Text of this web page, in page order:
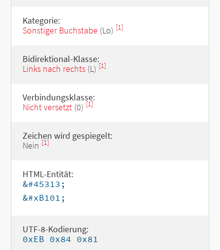
Kategorie:
Sonstiger Buchstabe (Lo) [1]
Bidirektional-Klasse:
Links nach rechts(L) [1]
Verbindungsklasse:
Nicht versetzt(0) [1]
Zeichen wird gespiegelt:
Nein [1]
HTML-Entität:
&#45313;
&#xB101;
UTF-8-Kodierung:
0xEB 0x84 0x81